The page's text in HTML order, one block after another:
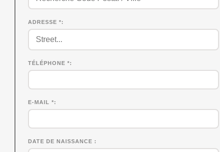
ADRESSE *
TÉLÉPHONE *
E-MAIL *
DATE DE NAISSANCE